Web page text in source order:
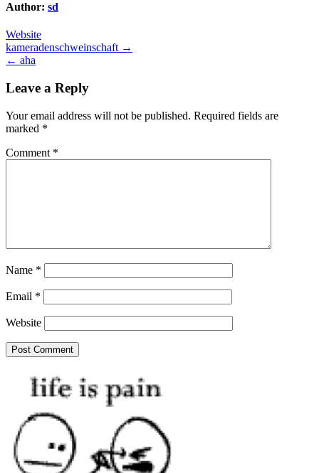
Author: sd
Website
Post
navigation
kameradenschweinschaft →
← aha
Leave a Reply
Your email address will not be published. Required fields are
marked *
Comment *
Name *
Email *
Website